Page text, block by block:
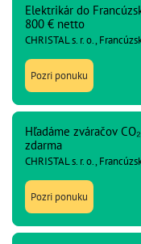
Elektrikár do
800 € netto
CHRISTAL s. r. o.,
Pozri ponuku
Hľadáme zváračov
zdarma
CHRISTAL s. r. o.,
Pozri ponuku